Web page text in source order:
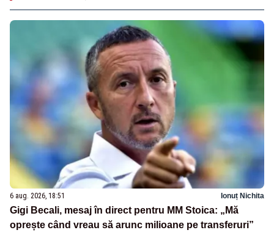
6 aug. 2026, 18:51 Ionuț Nichita
Gigi Becali, mesaj în direct pentru MM Stoica: „Mă
oprește când vreau să arunc milioane pe transferuri”